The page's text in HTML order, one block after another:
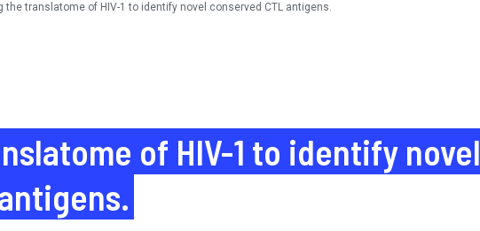
the translatome of HIV-1 to identify novel conserved CTL antigens.
of HIV-1 to identify novel